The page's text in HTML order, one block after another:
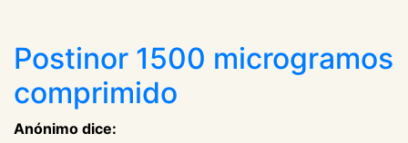
Postinor 1500 microgramos
comprimido
Anónimo dice: